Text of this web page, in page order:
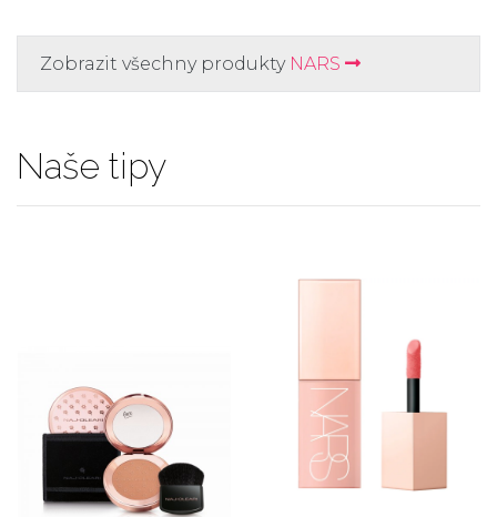
Zobrazit všechny produkty NARS
Naše tipy